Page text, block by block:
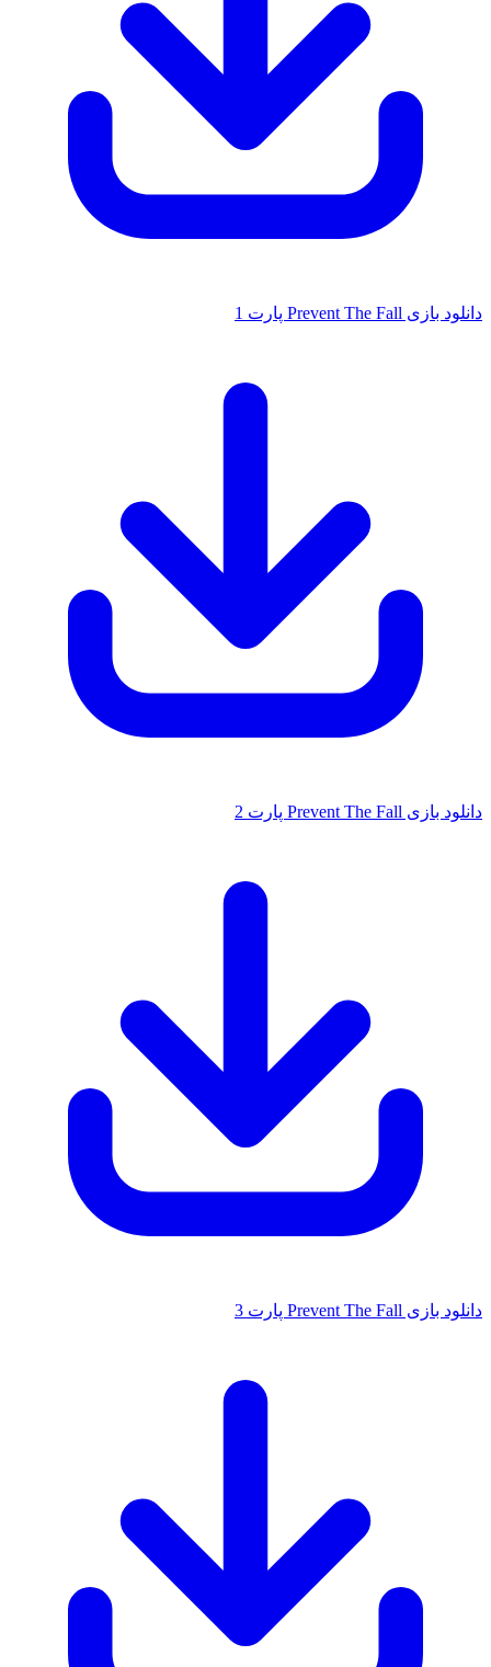
دانلود بازی Prevent The Fall پارت 1
دانلود بازی Prevent The Fall پارت 2
دانلود بازی Prevent The Fall پارت 3